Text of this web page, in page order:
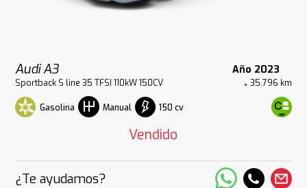
Audi A3 Año 2023
Sportback S line 35 TFSI 110kW 150CV 35.796 km
Gasolina Manual 150 cv
Vendido
¿Te ayudamos?